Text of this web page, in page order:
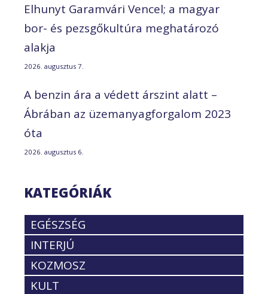
Elhunyt Garamvári Vencel; a magyar
bor- és pezsgőkultúra meghatározó
alakja
2026. augusztus 7.
A benzin ára a védett árszint alatt –
Ábrában az üzemanyagforgalom 2023
óta
2026. augusztus 6.
KATEGÓRIÁK
EGÉSZSÉG
INTERJÚ
KOZMOSZ
KULT